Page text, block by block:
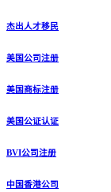
杰出人才移民
美国公司注册
美国商标注册
美国公证认证
BVI公司注册
中国香港公司